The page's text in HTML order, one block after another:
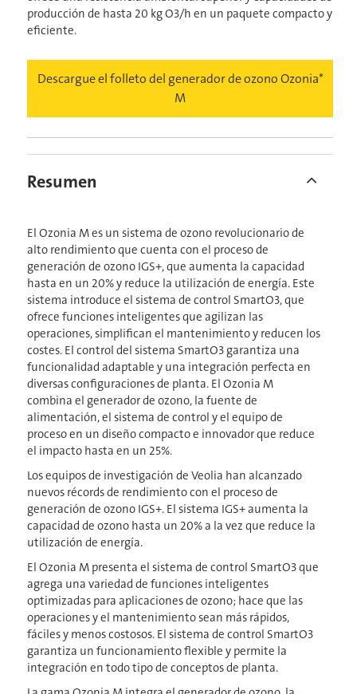
producción de hasta 20 kg O3/h en un paquete compacto y
eficiente.
Descargue el folleto del generador de ozono Ozonia*
M
Resumen
El Ozonia M es un sistema de ozono revolucionario de
alto rendimiento que cuenta con el proceso de
generación de ozono IGS+, que aumenta la capacidad
hasta en un 20% y reduce la utilización de energía. Este
sistema introduce el sistema de control SmartO3, que
ofrece funciones inteligentes que agilizan las
operaciones, simplifican el mantenimiento y reducen los
costes. El control del sistema SmartO3 garantiza una
funcionalidad adaptable y una integración perfecta en
diversas configuraciones de planta. El Ozonia M
combina el generador de ozono, la fuente de
alimentación, el sistema de control y el equipo de
proceso en un diseño compacto e innovador que reduce
el impacto hasta en un 25%.
Los equipos de investigación de Veolia han alcanzado
nuevos récords de rendimiento con el proceso de
generación de ozono IGS+. El sistema IGS+ aumenta la
capacidad de ozono hasta un 20% a la vez que reduce la
utilización de energía.
El Ozonia M presenta el sistema de control SmartO3 que
agrega una variedad de funciones inteligentes
optimizadas para aplicaciones de ozono; hace que las
operaciones y el mantenimiento sean más rápidos,
fáciles y menos costosos. El sistema de control SmartO3
garantiza un funcionamiento flexible y permite la
integración en todo tipo de conceptos de planta.